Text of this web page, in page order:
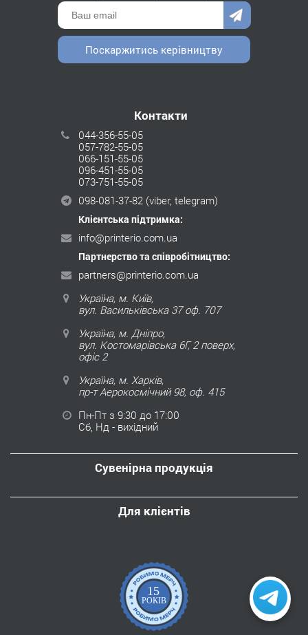
Поскаржитись керівництву
Контакти
044-356-55-05
057-782-55-05
066-151-55-05
096-451-55-05
073-751-55-05
098-081-37-82 (viber, telegram)
Клієнтська підтримка:
info@printerio.com.ua
Партнерство та співробітництво:
partners@printerio.com.ua
Україна, м. Київ,
вул. Васильківська 37 оф. 707
Україна, м. Дніпро,
вул. Костомарівська 6Г, 2 поверх,
офіс 2
Україна, м. Харків,
пр-т Аерокосмічний 98, оф. 415
Пн-Пт з 9:30 до 17:00
Сб, Нд - вихідний
Сувенірна продукція
Для клієнтів
15
РОКІВ